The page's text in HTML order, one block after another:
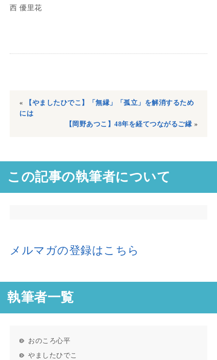
西 優里花
«
【やましたひでこ】「無縁」「孤立」を解消するため
には
【岡野あつこ】48年を経てつながるご縁»
この記事の執筆者について
メルマガの登録はこちら
執筆者一覧
おのころ心平
やましたひでこ